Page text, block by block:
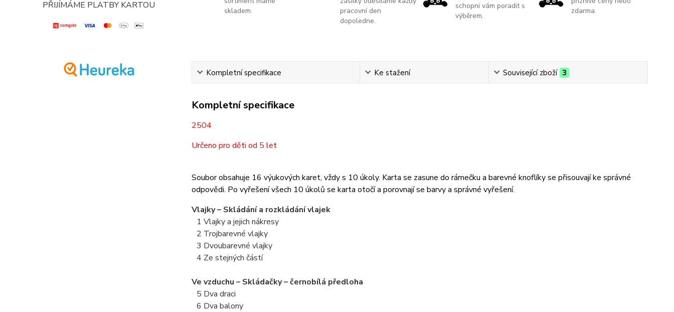
PŘIJÍMÁME PLATBY KARTOU
skladem.
pracovní den
dopoledne.
schopni vám poradit s
výběrem.
zdarma.
Kompletní specifikace Ke stažení Související zboží 3
Kompletní specifikace
2504
Určeno pro děti od 5 let
Soubor obsahuje 16 výukových karet, vždy s 10 úkoly. Karta se zasune do rámečku a barevné knoflíky se přisouvají ke správné
odpovědi. Po vyřešení všech 10 úkolů se karta otočí a porovnají se barvy a správné vyřešení.
Vlajky – Skládání a rozkládání vlajek
1 Vlajky a jejich nákresy
2 Trojbarevné vlajky
3 Dvoubarevné vlajky
4 Ze stejných částí
Ve vzduchu – Skládačky – černobílá předloha
5 Dva draci
6 Dva balony